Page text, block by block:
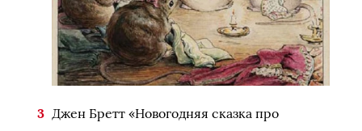
Джен Бретт «Новогодняя сказка про